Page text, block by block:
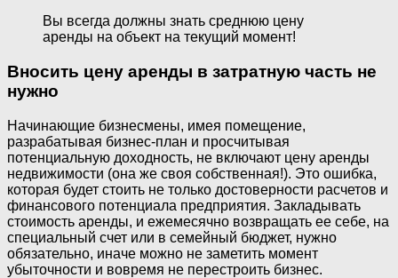
Вы всегда должны знать среднюю цену
аренды на объект на текущий момент!
Вносить цену аренды в затратную часть не
нужно
Начинающие бизнесмены, имея помещение,
разрабатывая бизнес-план и просчитывая
потенциальную доходность, не включают цену аренды
недвижимости (она же своя собственная!). Это ошибка,
которая будет стоить не только достоверности расчетов и
финансового потенциала предприятия. Закладывать
стоимость аренды, и ежемесячно возвращать ее себе, на
специальный счет или в семейный бюджет, нужно
обязательно, иначе можно не заметить момент
убыточности и вовремя не перестроить бизнес.